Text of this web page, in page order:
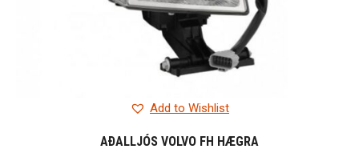
Add to Wishlist
AÐALLJÓS VOLVO FH HÆGRA